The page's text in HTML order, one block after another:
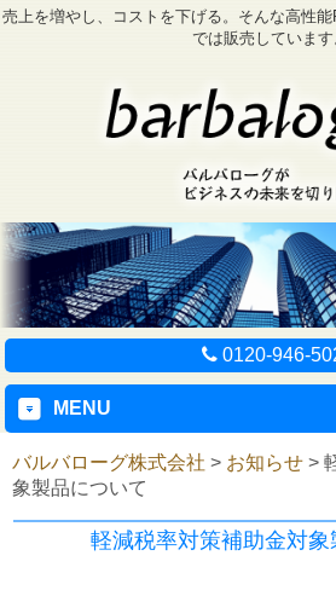
売上を増やし、コストを下げる。そんな高性
では販売しています
0120-946-
MENU
バルバローグ株式会社 > お知らせ >
象製品について
軽減税率対策補助金対象